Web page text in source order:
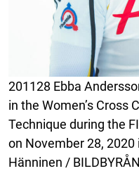
201128 Ebba
in the Women’s Cross
Technique during the
on November 28, 2020
Hänninen /